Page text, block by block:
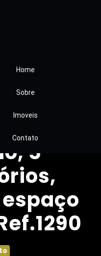
Home
Sobre
Imoveis
Contato
no
Alto
5